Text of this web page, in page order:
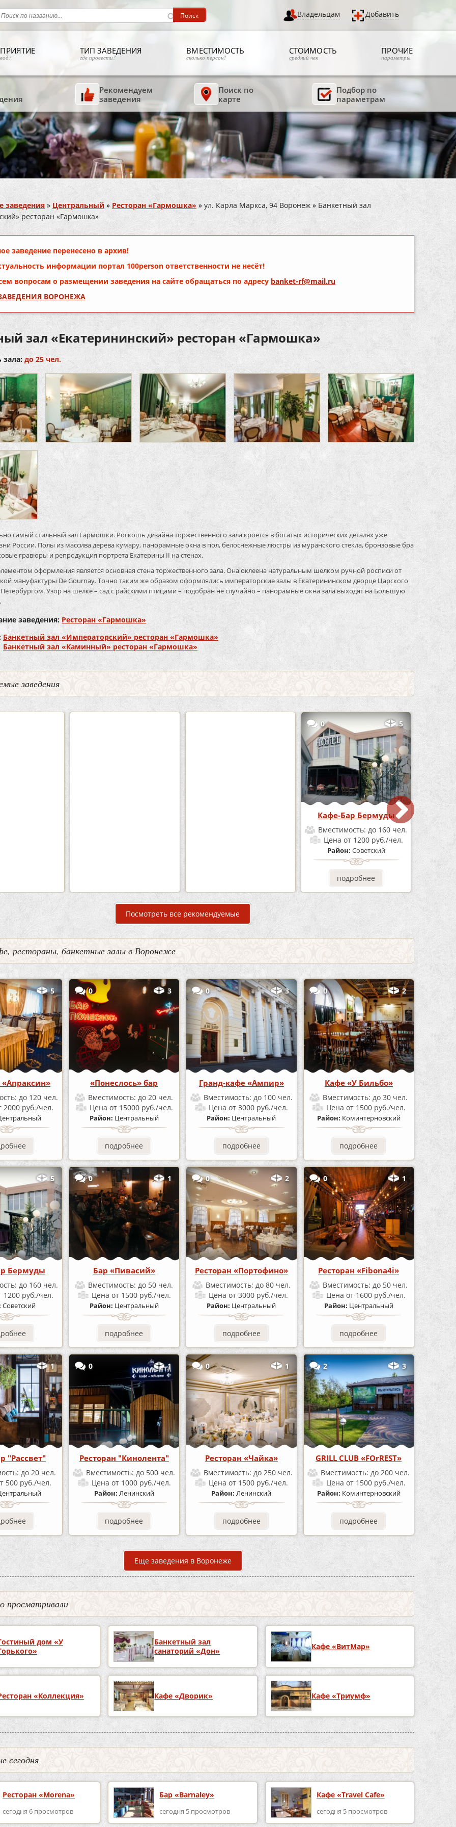
Владельцам Добавить
ТИП ЗАВЕДЕНИЯ
где провести?
ВМЕСТИМОСТЬ
сколько персон?
СТОИМОСТЬ
средний чек
ПРОЧИЕ
параметры
Рекомендуем
заведения
Поиск по
карте
Подбор по
параметрам
заведения » Центральный » Ресторан «Гармошка» » ул. Карла Маркса, 94 Воронеж » Банкетный зал
ресторан «Гармошка»
заведение перенесено в архив!
информации портал 100person ответственности не несёт!
вопросам о размещении заведения на сайте обращаться по адресу banket-rf@mail.ru
ВОРОНЕЖА
зал «Екатерининский» ресторан «Гармошка»
зала: до 25 чел.
самый стильный зал Гармошки. Роскошь дизайна торжественного зала кроется в богатых исторических деталях уже
России. Полы из массива дерева кумару, панорамные окна в пол, белоснежные люстры из муранского стекла, бронзовые бра
гравюры и репродукция портрета Екатерины II на стенах.
оформления является основная стена торжественного зала. Она оклеена натуральным шелком ручной росписи от
мануфактуры De Gournay. Точно таким же образом оформлялись императорские залы в Екатерининском дворце Царского
Узор на шелке – сад с райскими птицами – подобран не случайно – панорамные окна зала выходят на Большую
заведения: Ресторан «Гармошка»
Банкетный зал «Императорский» ресторан «Гармошка»
Банкетный зал «Каминный» ресторан «Гармошка»
заведения
0 5
Кафе-Бар Бермуды
Вместимость: до 160 чел.
Цена от 1200 руб./чел.
Район: Советский
подробнее
Посмотреть все рекомендуемые
рестораны, банкетные залы в Воронеже
5
«Апраксин»
до 120 чел.
2000 руб./чел.
0 3
«Понеслось» бар
Вместимость: до 20 чел.
Цена от 15000 руб./чел.
Район: Центральный
подробнее
0 3
Гранд-кафе «Ампир»
Вместимость: до 100 чел.
Ценаот 3000 руб./чел.
Район: Центральный
подробнее
0 2
Кафе «У Бильбо»
Вместимость: до 30 чел.
Цена от 1500 руб./чел.
Район: Коминтерновский
подробнее
5
Бермуды
до 160 чел.
1200 руб./чел.
Советский
0 1
Бар «Пивасий»
Вместимость: до 50 чел.
Цена от 1500 руб./чел.
Район: Центральный
подробнее
0 2
Ресторан «Портофино»
Вместимость: до 80 чел.
Ценаот 3000 руб./чел.
Район: Центральный
подробнее
0 1
Ресторан «Fibona4i»
Вместимость: до 50 чел.
Цена от 1600 руб./чел.
Район: Центральный
подробнее
1
"Рассвет"
до 20 чел.
500 руб./чел.
0 1
Ресторан "Кинолента"
Вместимость: до 500 чел.
Цена от 1000 руб./чел.
Район: Ленинский
подробнее
0 1
Ресторан «Чайка»
Вместимость: до 250 чел.
Ценаот 1500 руб./чел.
Район:Ленинский
подробнее
2 3
GRILL CLUB «FOrREST»
Вместимость: до 200 чел.
Цена от 1500 руб./чел.
Район: Коминтерновский
подробнее
Еще заведения в Воронеже
просматривали
дом «У
Банкетный зал
санаторий «Дон»
Кафе «ВитМар»
«Коллекция» Кафе «Дворик» Кафе «Триумф»
сегодня
Ресторан «Morena»
сегодня 6 просмотров
Бар «Barnaley»
сегодня 5 просмотров
Кафе «Travel Cafe»
сегодня 5 просмотров